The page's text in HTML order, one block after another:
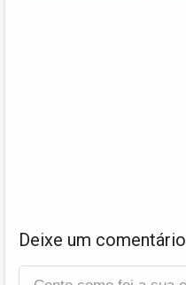
Deixe um comentário